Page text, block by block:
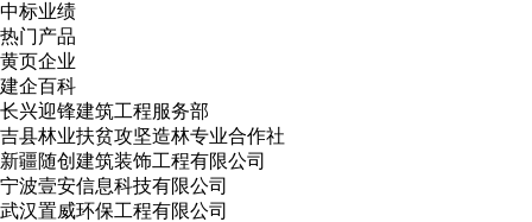
中标业绩
热门产品
黄页企业
建企百科
长兴迎锋建筑工程服务部
吉县林业扶贫攻坚造林专业合作社
新疆随创建筑装饰工程有限公司
宁波壹安信息科技有限公司
武汉置威环保工程有限公司